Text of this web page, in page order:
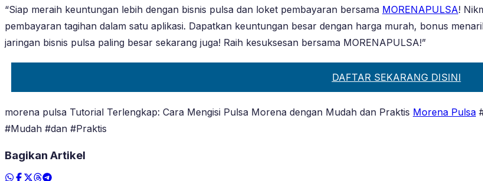
“Siap meraih keuntungan lebih dengan bisnis pulsa dan loket pembayaran bersama MORENAPULSA!
pembayaran tagihan dalam satu aplikasi. Dapatkan keuntungan besar dengan harga murah, bonus
jaringan bisnis pulsa paling besar sekarang juga! Raih kesuksesan bersama MORENAPULSA!”
DAFTAR SEKARANG DISINI
morena pulsa Tutorial Terlengkap: Cara Mengisi Pulsa Morena dengan Mudah dan Praktis Morena Pulsa
#Mudah #dan #Praktis
Bagikan Artikel